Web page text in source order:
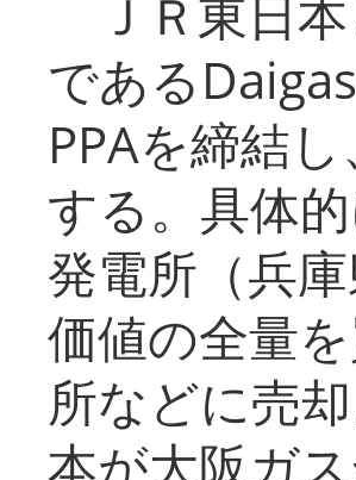
ＪＲ東日
である
PPAを締結
する。具体
発電所（兵
価値の全量
所などに売
本が大阪ガ